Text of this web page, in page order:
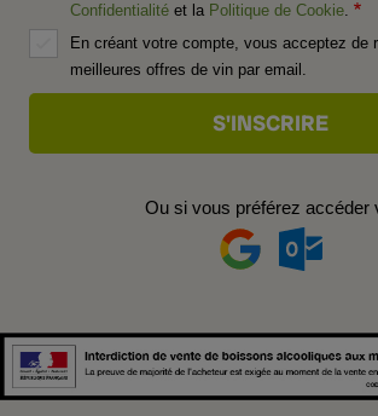
Confidentialité et la Politique de Cookie.
En créant votre compte, vous acceptez de
meilleures offres de vin par email.
Ou si vous préférez accéder